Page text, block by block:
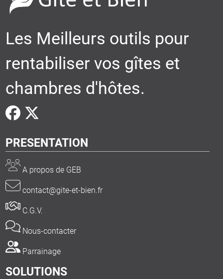
Les Meilleurs outils pour
rentabiliser vos gîtes et
chambres d'hôtes.
PRESENTATION
A propos de GEB
contact@gite-et-bien.fr
C.G.V.
Nous-contacter
Parrainage
SOLUTIONS